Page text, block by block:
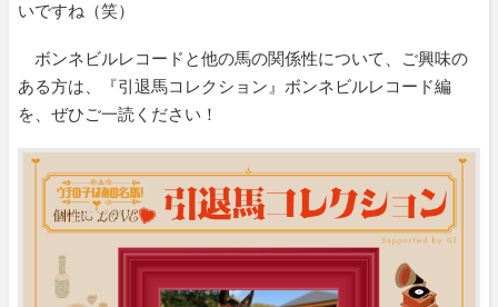
いですね（笑）
ボンネビルレコードと他の馬の関係性について、ご興味の
ある方は、『引退馬コレクション』ボンネビルレコード編
を、ぜひご一読ください！